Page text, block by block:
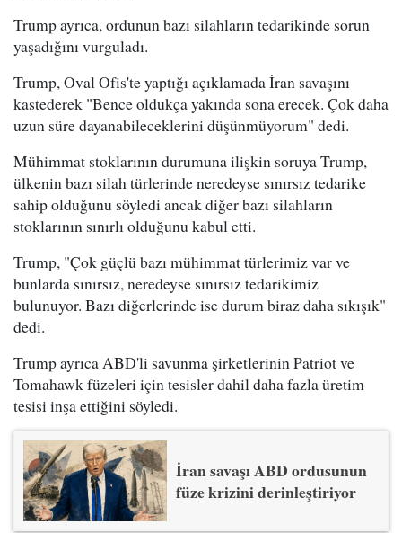
Trump ayrıca, ordunun bazı silahların tedarikinde sorun
yaşadığını vurguladı.
Trump, Oval Ofis'te yaptığı açıklamada İran savaşını
kastederek "Bence oldukça yakında sona erecek. Çok daha
uzun süre dayanabileceklerini düşünmüyorum" dedi.
Mühimmat stoklarının durumuna ilişkin soruya Trump,
ülkenin bazı silah türlerinde neredeyse sınırsız tedarike
sahip olduğunu söyledi ancak diğer bazı silahların
stoklarının sınırlı olduğunu kabul etti.
Trump, "Çok güçlü bazı mühimmat türlerimiz var ve
bunlarda sınırsız, neredeyse sınırsız tedarikimiz
bulunuyor. Bazı diğerlerinde ise durum biraz daha sıkışık"
dedi.
Trump ayrıca ABD'li savunma şirketlerinin Patriot ve
Tomahawk füzeleri için tesisler dahil daha fazla üretim
tesisi inşa ettiğini söyledi.
İran savaşı ABD ordusunun
füze krizini derinleştiriyor